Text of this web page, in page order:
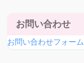
お問い合わせ
お問い合わせフォーム